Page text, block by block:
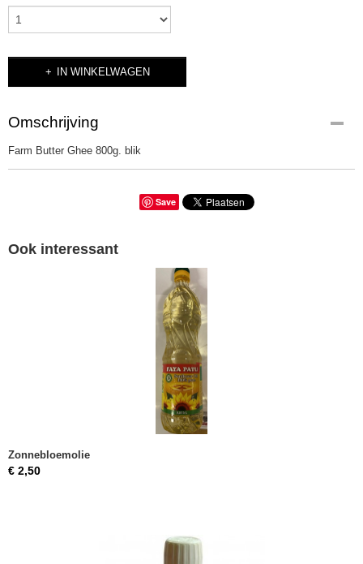
IN WINKELWAGEN
Omschrijving
Farm Butter Ghee 800g. blik
Save
Ook interessant
Zonnebloemolie
€ 2,50